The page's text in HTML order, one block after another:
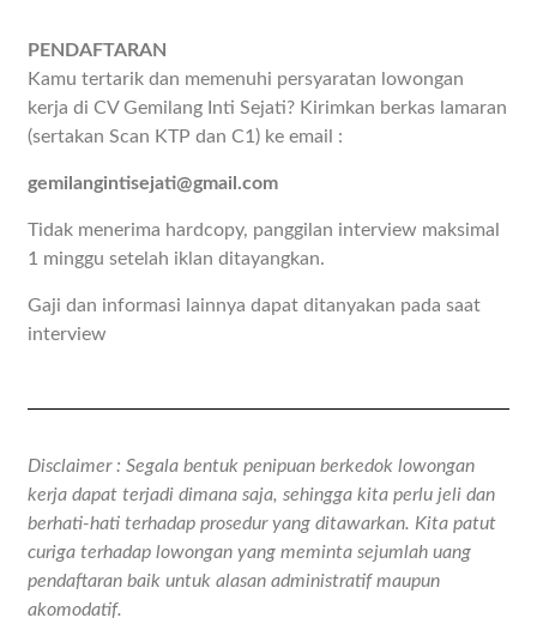
PENDAFTARAN
Kamu tertarik dan memenuhi persyaratan lowongan
kerja di CV Gemilang Inti Sejati? Kirimkan berkas lamaran
(sertakan Scan KTP dan C1) ke email :
gemilangintisejati@gmail.com
Tidak menerima hardcopy, panggilan interview maksimal
1 minggu setelah iklan ditayangkan.
Gaji dan informasi lainnya dapat ditanyakan pada saat
interview
Disclaimer : Segala bentuk penipuan berkedok lowongan
kerja dapat terjadi dimana saja, sehingga kita perlu jeli dan
berhati-hati terhadap prosedur yang ditawarkan. Kita patut
curiga terhadap lowongan yang meminta sejumlah uang
pendaftaran baik untuk alasan administratif maupun
akomodatif.